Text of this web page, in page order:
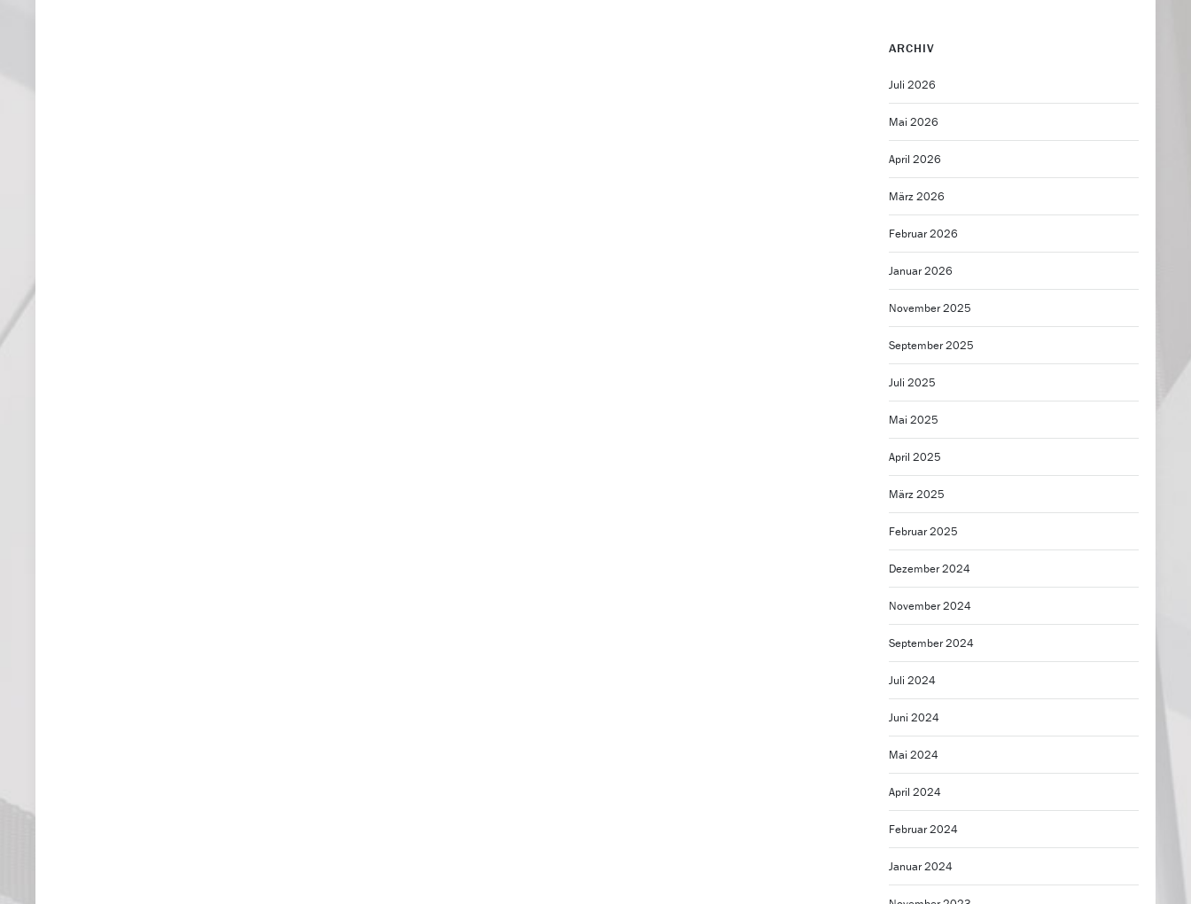
ARCHIV
Juli 2026
Mai 2026
April 2026
März 2026
Februar 2026
Januar 2026
November 2025
September 2025
Juli 2025
Mai 2025
April 2025
März 2025
Februar 2025
Dezember 2024
November 2024
September 2024
Juli 2024
Juni 2024
Mai 2024
April 2024
Februar 2024
Januar 2024